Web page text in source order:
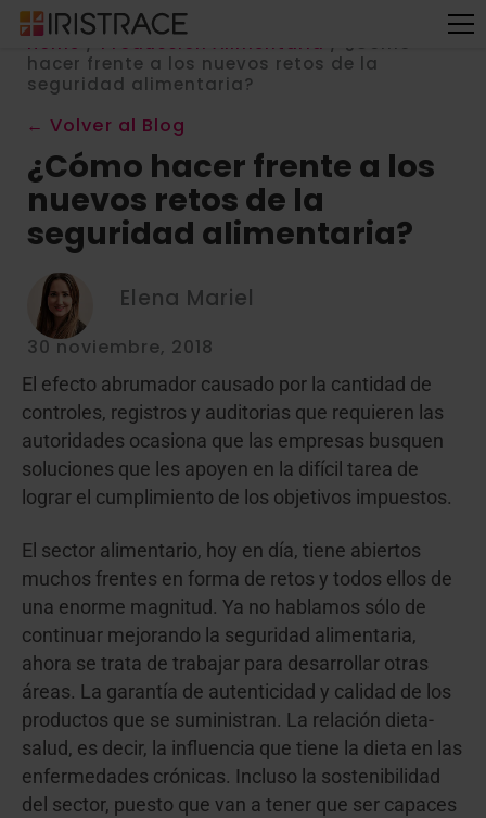
Home / Producción Alimentaria / ¿Cómo
hacer frente a los nuevos retos de la
seguridad alimentaria?
← Volver al Blog
¿Cómo hacer frente a los
nuevos retos de la
seguridad alimentaria?
Elena Mariel
30 noviembre, 2018
El efecto abrumador causado por la cantidad de
controles, registros y auditorias que requieren las
autoridades ocasiona que las empresas busquen
soluciones que les apoyen en la difícil tarea de
lograr el cumplimiento de los objetivos impuestos.
El sector alimentario, hoy en día, tiene abiertos
muchos frentes en forma de retos y todos ellos de
una enorme magnitud. Ya no hablamos sólo de
continuar mejorando la seguridad alimentaria,
ahora se trata de trabajar para desarrollar otras
áreas. La garantía de autenticidad y calidad de los
productos que se suministran. La relación dieta-
salud, es decir, la influencia que tiene la dieta en las
enfermedades crónicas. Incluso la sostenibilidad
del sector, puesto que van a tener que ser capaces